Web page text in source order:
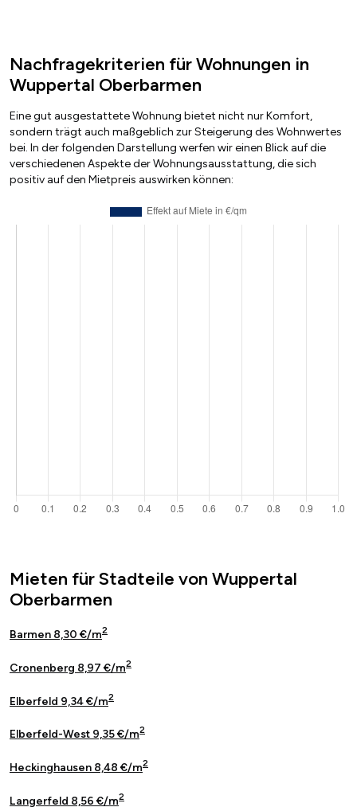
Nachfragekriterien für Wohnungen in
Wuppertal Oberbarmen
Eine gut ausgestattete Wohnung bietet nicht nur Komfort,
sondern trägt auch maßgeblich zur Steigerung des Wohnwertes
bei. In der folgenden Darstellung werfen wir einen Blick auf die
verschiedenen Aspekte der Wohnungsausstattung, die sich
positiv auf den Mietpreis auswirken können:
Mieten für Stadteile von Wuppertal
Oberbarmen
Barmen 8,30 €/m2
Cronenberg 8,97 €/m2
Elberfeld 9,34 €/m2
Elberfeld-West 9,35 €/m2
Heckinghausen 8,48 €/m2
Langerfeld 8,56 €/m2